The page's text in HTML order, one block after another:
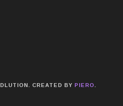
CREATED BY PIERO